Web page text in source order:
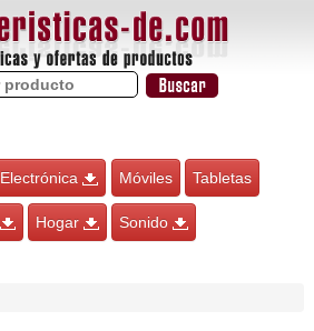
Electrónica Móviles Tabletas
Hogar Sonido